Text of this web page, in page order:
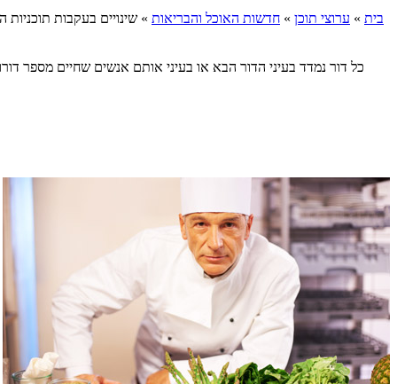
בית » ערוצי תוכן » חדשות האוכל והבריאות » שינויים בעקבות תוכניות